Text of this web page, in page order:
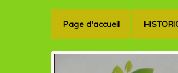
Page d'accueil